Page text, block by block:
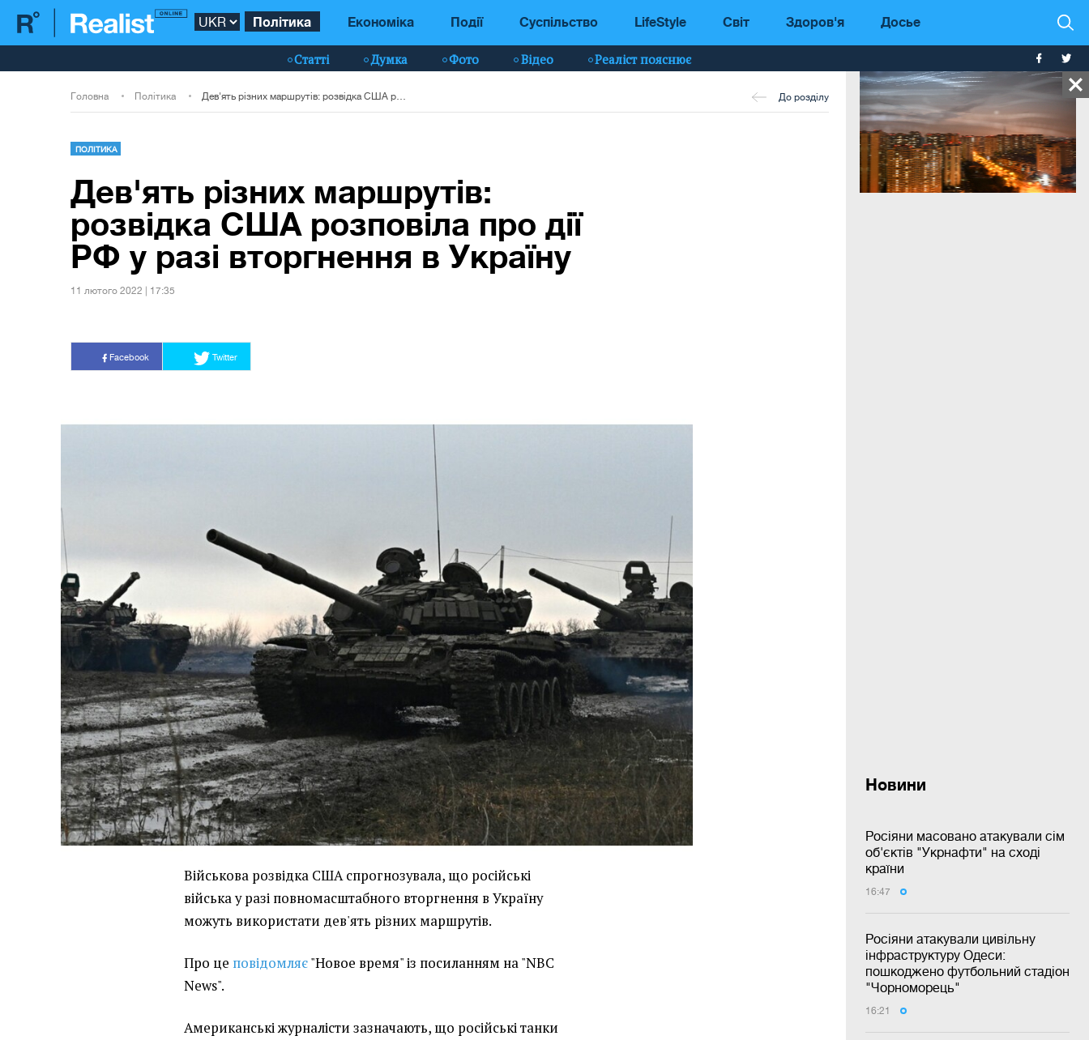
Політика Економіка Події Суспільство LifeStyle Світ Здоров'я Досье
Статті Думка Фото Відео Реаліст пояснює
Новини
Росіяни масовано атакували сім
об'єктів "Укрнафти" на сході
країни
16:47
Росіяни атакували цивільну
інфраструктуру Одеси:
пошкоджено футбольний стадіон
"Чорноморець"
16:21
Головна Політика До розділу
ПОЛІТИКА
Дев'ять різних маршрутів:
розвідка США розповіла про дії
РФ у разі вторгнення в Україну
11 лютого 2022 | 17:35
Facebook Twitter
Військова розвідка США спрогнозувала, що російські
війська у разі повномасштабного вторгнення в Україну
можуть використати дев'ять різних маршрутів.
Про це повідомляє"Новое время" із посиланням на "NBC
News".
Американські журналісти зазначають, що російські танки